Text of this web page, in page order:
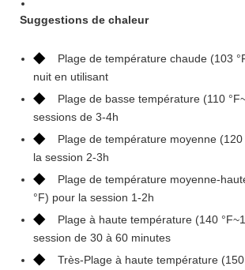
Suggestions de chaleur
◆
Plage de température chaude (103
nuit en utilisant
◆
Plage de basse température (110
sessions de 3-4h
◆
Plage de température moyenne (120
la session 2-3h
◆
Plage de température moyenne-
°F) pour la session 1-2h
◆
Plage à haute température (140
session de 30 à 60 minutes
◆
Très-Plage à haute température